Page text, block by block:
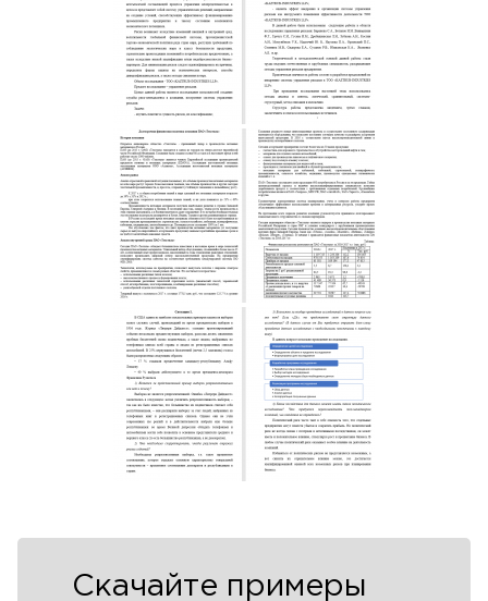
Скачайте примеры